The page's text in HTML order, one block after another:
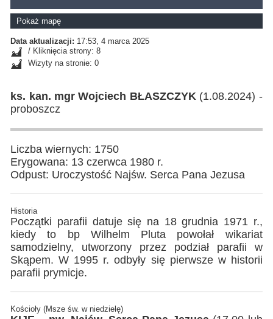
Pokaż mapę
Data aktualizacji: 17:53, 4 marca 2025
/ Kliknięcia strony: 8
Wizyty na stronie: 0
ks. kan. mgr Wojciech BŁASZCZYK (1.08.2024) -
proboszcz
Liczba wiernych: 1750
Erygowana: 13 czerwca 1980 r.
Odpust: Uroczystość Najśw. Serca Pana Jezusa
Historia
Początki parafii datuje się na 18 grudnia 1971 r.,
kiedy to bp Wilhelm Pluta powołał wikariat
samodzielny, utworzony przez podział parafii w
Skąpem. W 1995 r. odbyły się pierwsze w historii
parafii prymicje.
Kościoły (Msze św. w niedzielę)